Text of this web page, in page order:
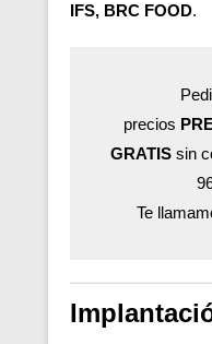
IFS, BRC FOOD.
precios
GRATIS sin
Te